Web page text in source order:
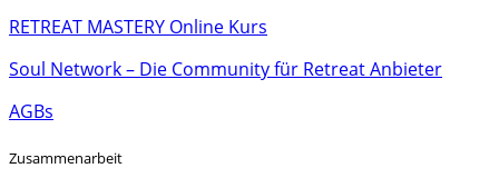
RETREAT MASTERY Online Kurs
Soul Network – Die Community für Retreat Anbieter
AGBs
Zusammenarbeit